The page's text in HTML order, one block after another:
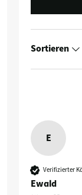
Sortieren
E
Verifizierter
Ewald